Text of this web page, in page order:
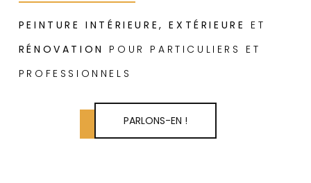
PEINTURE INTÉRIEURE, EXTÉRIEURE
ET
RÉNOVATION
POUR PARTICULIERS ET
PROFESSIONNELS
PARLONS-EN !